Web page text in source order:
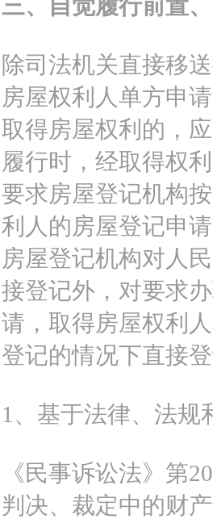
三、自觉履行前置
除司法机关直接移
房屋权利人单方申
取得房屋权利的，
履行时，经取得权
要求房屋登记机构
利人的房屋登记申
房屋登记机构对人
接登记外，对要求
请，取得房屋权利
登记的情况下直接登
1、基于法律、法规
《民事诉讼法》第
判决、裁定中的财